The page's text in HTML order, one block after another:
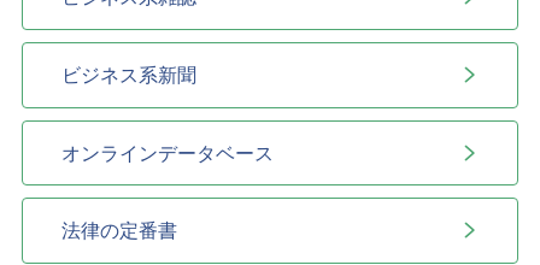
ビジネス系新聞
オンラインデータベース
法律の定番書